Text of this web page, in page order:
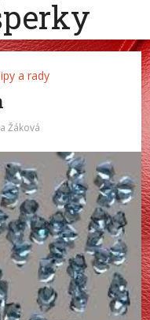
a rady
Žáková